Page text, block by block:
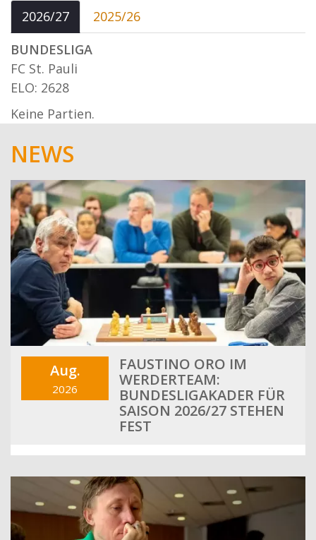
2026/27
2025/26
BUNDESLIGA
FC St. Pauli
ELO: 2628
Keine Partien.
NEWS
Aug.
2026
FAUSTINO ORO IM
WERDERTEAM:
BUNDESLIGAKADER FÜR
SAISON 2026/27 STEHEN
FEST